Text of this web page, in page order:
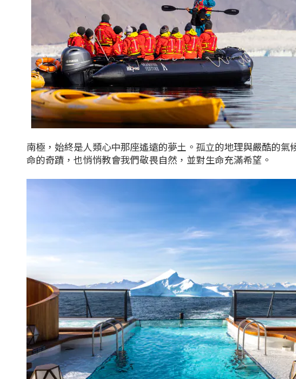
南極，始終是人類心中那座遙遠的夢土。孤立的地理與嚴酷的
命的奇蹟，也悄悄教會我們敬畏自然，並對生命充滿希望。